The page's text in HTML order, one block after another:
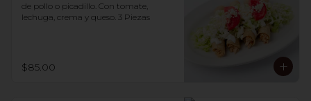
de pollo o picadillo. Con tomate,
lechuga, crema y queso. 3 Piezas
$85.00